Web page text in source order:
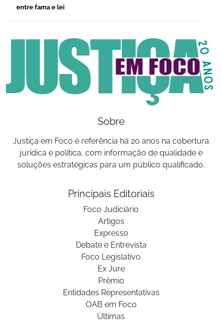
entre fama e lei
Sobre
Justiça em Foco é referência há 20 anos na cobertura
jurídica e política, com informação de qualidade e
soluções estratégicas para um público qualificado.
Principais Editoriais
Foco Judiciário
Artigos
Expresso
Debate e Entrevista
Foco Legislativo
Ex Jure
Prêmio
Entidades Representativas
OAB em Foco
Últimas